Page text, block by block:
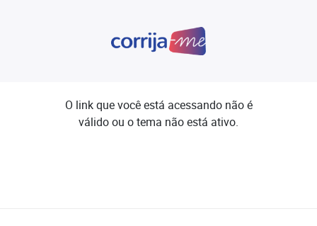
O link que você está acessando não é
válido ou o tema não está ativo.